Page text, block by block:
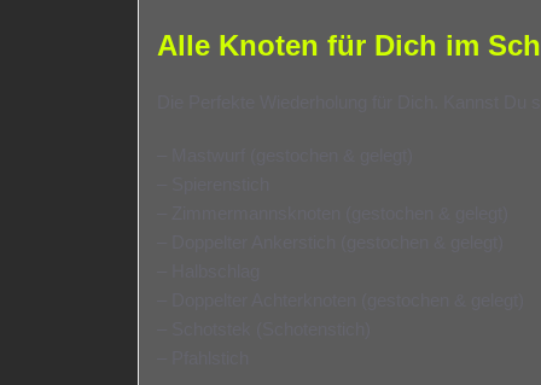
Alle Knoten für Dich im